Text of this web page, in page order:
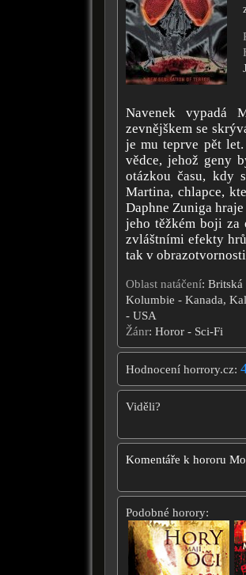
Navenek vypadá
zevnějškem se
je mu teprve pět
vědce, jehož geny
otázkou času, kdy
Martina, chlapce,
Daphne Zuniga
jeho těžkém boji za
zvláštními efekty
tak v
Oblast natáčení: Britská
Kolumbie - Kanada,
- USA
Žánr: Horor - Sci-Fi
Hodnocení horrory.cz:
Viděli?
Komentáře k hororu
Podobné horory: